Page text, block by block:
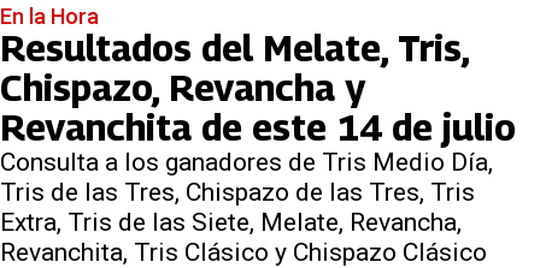
En la Hora
Resultados del Melate, Tris,
Chispazo, Revancha y
Revanchita de este 14 de julio
Consulta a los ganadores de Tris Medio Día,
Tris de las Tres, Chispazo de las Tres, Tris
Extra, Tris de las Siete, Melate, Revancha,
Revanchita, Tris Clásico y Chispazo Clásico